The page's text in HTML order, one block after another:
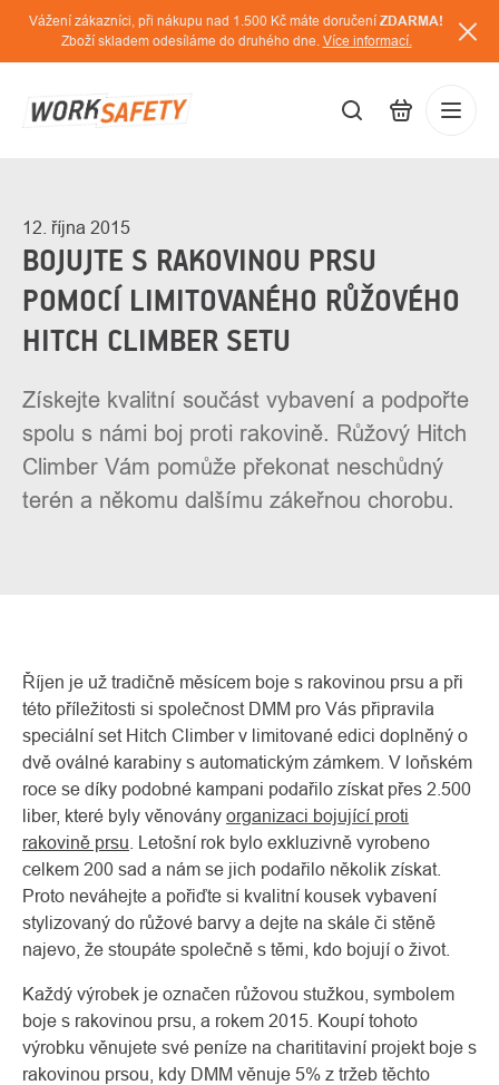
Přejít
obsah
Vážení zákazníci, při nákupu nad 1.500 Kč máte doručení ZDARMA!
Zboží skladem odesíláme do druhého dne. Více informací.
O
nás
Kontakty
12. října 2015
BOJUJTE S RAKOVINOU PRSU
POMOCÍ LIMITOVANÉHO RŮŽOVÉHO
HITCH CLIMBER SETU
Získejte kvalitní součást vybavení a podpořte
spolu s námi boj proti rakovině. Růžový Hitch
Climber Vám pomůže překonat neschůdný
terén a někomu dalšímu zákeřnou chorobu.
Říjen je už tradičně měsícem boje s rakovinou prsu a při
této příležitosti si společnost DMM pro Vás připravila
speciální set Hitch Climber v limitované edici doplněný o
dvě oválné karabiny s automatickým zámkem. V loňském
roce se díky podobné kampani podařilo získat přes 2.500
liber, které byly věnovány organizaci bojující proti
rakovině prsu . Letošní rok bylo exkluzivně vyrobeno
celkem 200 sad a nám se jich podařilo několik získat.
Proto neváhejte a pořiďte si kvalitní kousek vybavení
stylizovaný do růžové barvy a dejte na skále či stěně
najevo, že stoupáte společně s těmi, kdo bojují o život.
Každý výrobek je označen růžovou stužkou, symbolem
boje s rakovinou prsu, a rokem 2015. Koupí tohoto
výrobku věnujete své peníze na charititaviní projekt boje s
rakovinou prsou, kdy DMM věnuje 5% z tržeb těchto